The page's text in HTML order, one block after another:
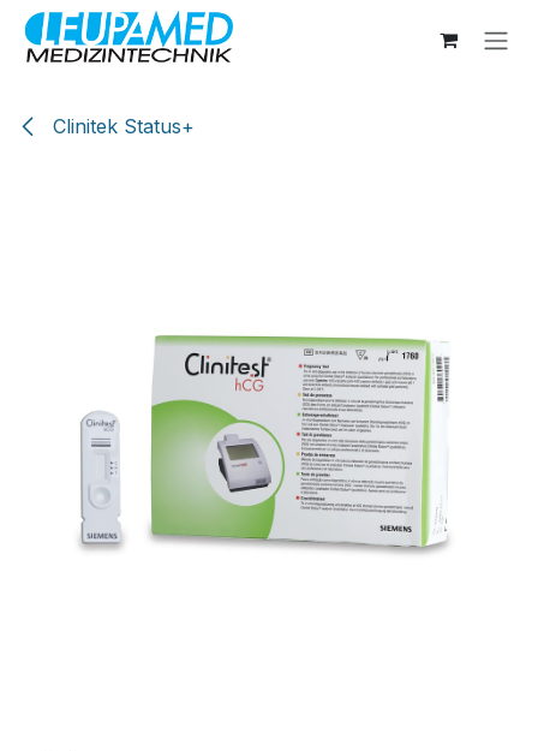
Zum Inhalt springen
Clinitek Status+